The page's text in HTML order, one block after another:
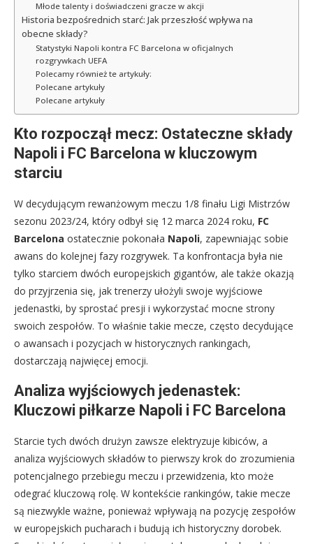
Młode talenty i doświadczeni gracze w akcji
Historia bezpośrednich starć: Jak przeszłość wpływa na
obecne składy?
Statystyki Napoli kontra FC Barcelona w oficjalnych
rozgrywkach UEFA
Polecamy również te artykuły:
Polecane artykuły
Polecane artykuły
Kto rozpoczął mecz: Ostateczne składy
Napoli i FC Barcelona w kluczowym
starciu
W decydującym rewanżowym meczu 1/8 finału Ligi Mistrzów
sezonu 2023/24, który odbył się 12 marca 2024 roku, FC
Barcelona ostatecznie pokonała Napoli, zapewniając sobie
awans do kolejnej fazy rozgrywek. Ta konfrontacja była nie
tylko starciem dwóch europejskich gigantów, ale także okazją
do przyjrzenia się, jak trenerzy ułożyli swoje wyjściowe
jedenastki, by sprostać presji i wykorzystać mocne strony
swoich zespołów. To właśnie takie mecze, często decydujące
o awansach i pozycjach w historycznych rankingach,
dostarczają najwięcej emocji.
Analiza wyjściowych jedenastek:
Kluczowi piłkarze Napoli i FC Barcelona
Starcie tych dwóch drużyn zawsze elektryzuje kibiców, a
analiza wyjściowych składów to pierwszy krok do zrozumienia
potencjalnego przebiegu meczu i przewidzenia, kto może
odegrać kluczową rolę. W kontekście rankingów, takie mecze
są niezwykle ważne, ponieważ wpływają na pozycję zespołów
w europejskich pucharach i budują ich historyczny dorobek.